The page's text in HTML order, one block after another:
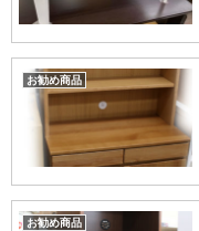
お勧め商品
お勧め商品